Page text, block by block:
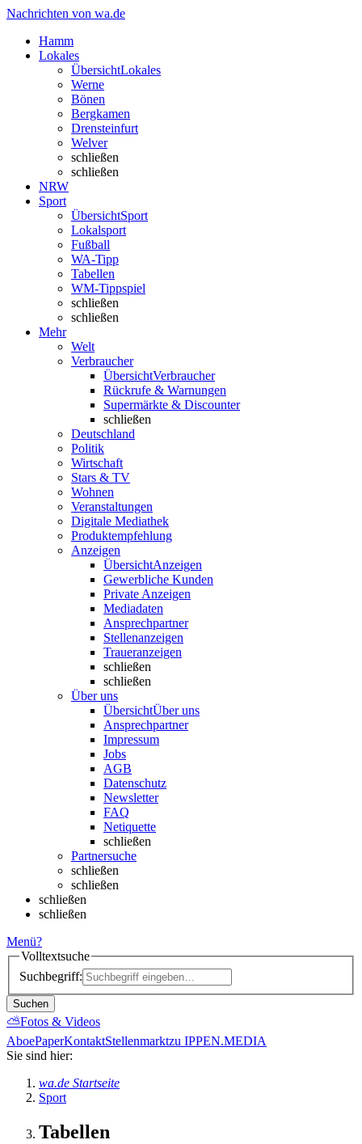
Nachrichten von wa.de
Hamm
Lokales
ÜbersichtLokales
Werne
Bönen
Bergkamen
Drensteinfurt
Welver
schließen
schließen
NRW
Sport
ÜbersichtSport
Lokalsport
Fußball
WA-Tipp
Tabellen
WM-Tippspiel
schließen
schließen
Mehr
Welt
Verbraucher
ÜbersichtVerbraucher
Rückrufe & Warnungen
Supermärkte & Discounter
schließen
Deutschland
Politik
Wirtschaft
Stars & TV
Wohnen
Veranstaltungen
Digitale Mediathek
Produktempfehlung
Anzeigen
ÜbersichtAnzeigen
Gewerbliche Kunden
Private Anzeigen
Mediadaten
Ansprechpartner
Stellenanzeigen
Traueranzeigen
schließen
schließen
Über uns
ÜbersichtÜber uns
Ansprechpartner
Impressum
Jobs
AGB
Datenschutz
Newsletter
FAQ
Netiquette
schließen
Partnersuche
schließen
schließen
schließen
schließen
Menü?
Volltextsuche
Suchbegriff:
Suchen
⛅Fotos & Videos
AboePaperKontaktStellenmarktzu IPPEN.MEDIA
Sie sind hier:
wa.de Startseite
Sport
Tabellen